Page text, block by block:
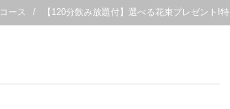
コース 【120分飲み放題付】選べる花束プレゼント!